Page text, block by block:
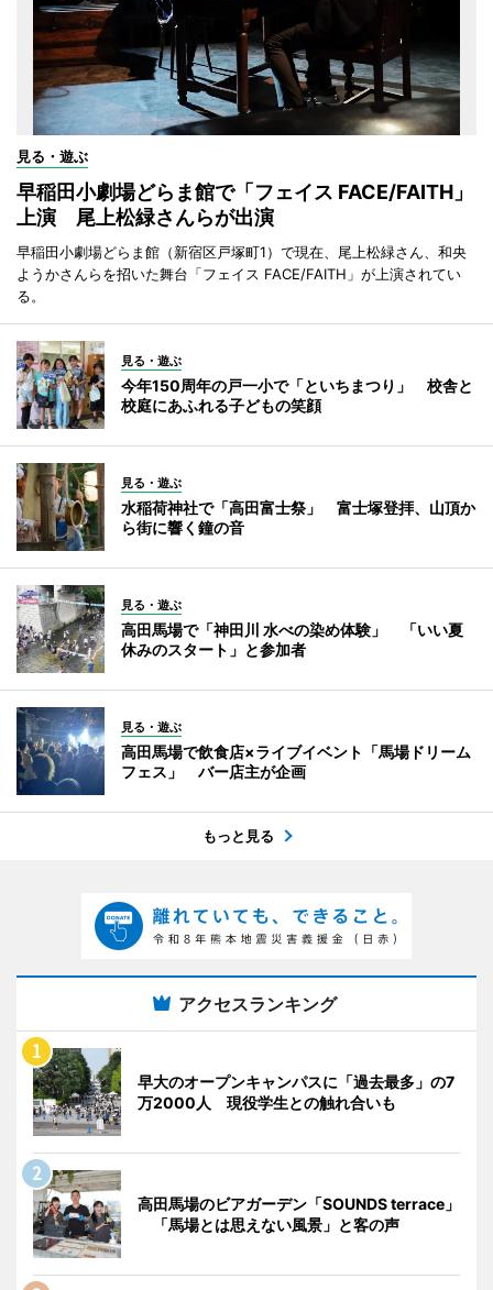
見る・遊ぶ
早稲田小劇場どらま館で「フェイス FACE/FAITH」
上演 尾上松緑さんらが出演
早稲田小劇場どらま館（新宿区戸塚町1）で現在、尾上松緑さん、和央
ようかさんらを招いた舞台「フェイス FACE/FAITH」が上演されてい
る。
見る・遊ぶ
今年150周年の戸一小で「といちまつり」 校舎と
校庭にあふれる子どもの笑顔
見る・遊ぶ
水稲荷神社で「高田富士祭」 富士塚登拝、山頂か
ら街に響く鐘の音
見る・遊ぶ
高田馬場で「神田川 水べの染め体験」 「いい夏
休みのスタート」と参加者
見る・遊ぶ
高田馬場で飲食店×ライブイベント「馬場ドリーム
フェス」 バー店主が企画
もっと見る
アクセスランキング
早大のオープンキャンパスに「過去最多」の7
万2000人 現役学生との触れ合いも
高田馬場のビアガーデン「SOUNDS terrace」
「馬場とは思えない風景」と客の声